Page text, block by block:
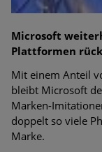
Microsoft
Plattformen
Mit einem Anteil
bleibt Microsoft
Marken-
doppelt so viele
Marke.